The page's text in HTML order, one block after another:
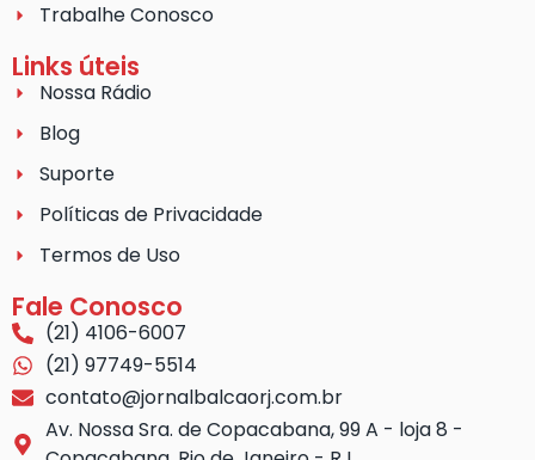
Trabalhe Conosco
Links úteis
Nossa Rádio
Blog
Suporte
Políticas de Privacidade
Termos de Uso
Fale Conosco
(21) 4106-6007
(21) 97749-5514
contato@jornalbalcaorj.com.br
Av. Nossa Sra. de Copacabana, 99 A - loja 8 -